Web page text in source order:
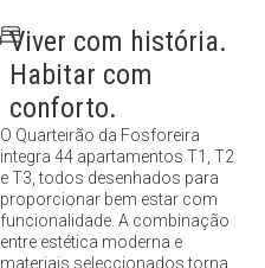
Viver com história.
Habitar com
conforto.
O Quarteirão da Fosforeira
integra 44 apartamentos T1, T2
e T3, todos desenhados para
proporcionar bem estar com
funcionalidade. A combinação
entre estética moderna e
materiais seleccionados torna